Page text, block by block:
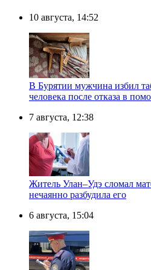
10 августа, 14:52
В Бурятии мужчина избил
человека после отказа в
7 августа, 12:38
Житель Улан–Удэ сломал
нечаянно разбудила его
6 августа, 15:04